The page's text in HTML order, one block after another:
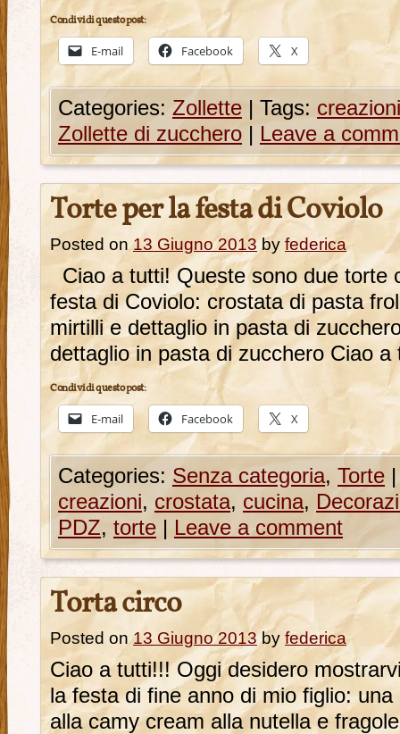
Condividi questo post:
E-mail Facebook X
Categories: Zollette | Tags: creazioni
Zollette di zucchero | Leave a
Torte per la festa di Coviolo
Posted on 13 Giugno 2013 by federica
Ciao a tutti! Queste sono due torte
festa di Coviolo: crostata di pasta
mirtilli e dettaglio in pasta di
dettaglio in pasta di zucchero Ciao
Condividi questo post:
E-mail Facebook X
Categories: Senza categoria, Torte |
creazioni, crostata, cucina,
PDZ, torte | Leave a comment
Torta circo
Posted on 13 Giugno 2013 by federica
Ciao a tutti!!! Oggi desidero
la festa di fine anno di mio figlio:
alla camy cream alla nutella e